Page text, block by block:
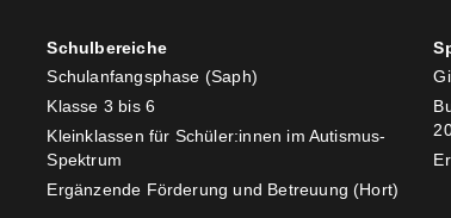
Schulbereiche
Schulanfangsphase (Saph)
Klasse 3 bis 6
Kleinklassen für Schüler:innen im Autismus-
Spektrum
Ergänzende Förderung und Betreuung (Hort)